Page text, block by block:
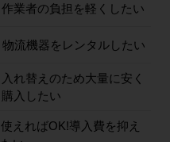
作業者の負担を軽くしたい
物流機器をレンタルしたい
入れ替えのため大量に安く
購入したい
使えればOK!導入費を抑え